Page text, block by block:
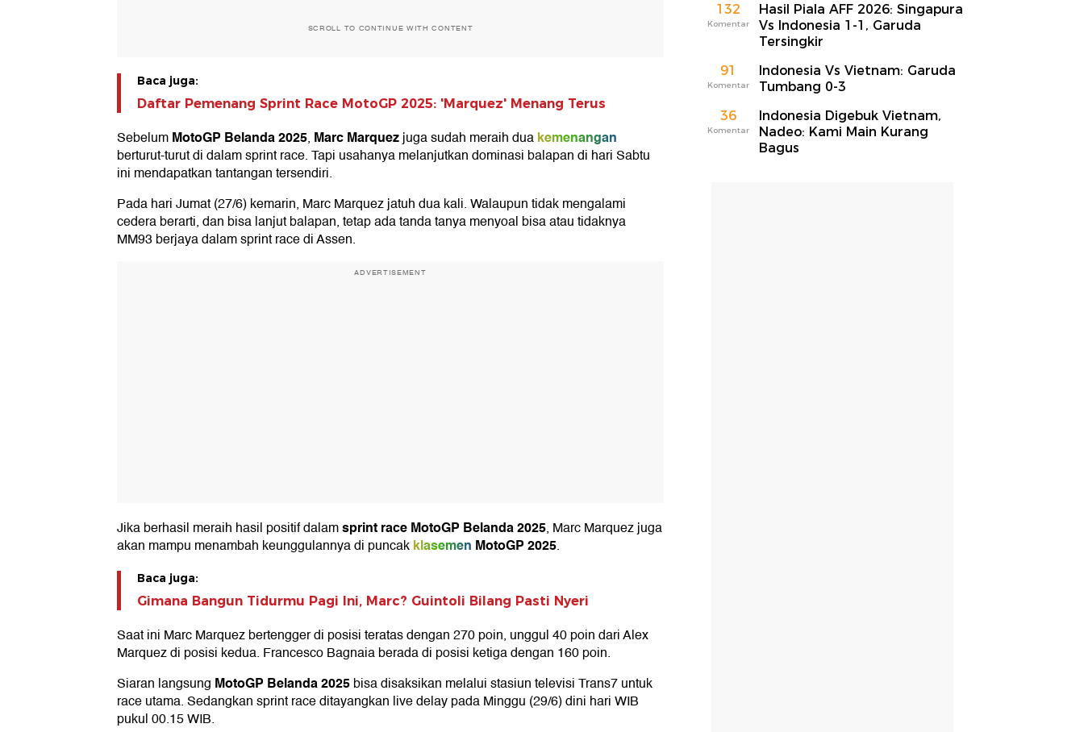
SCROLL TO CONTINUE WITH CONTENT
Baca juga:
Daftar Pemenang Sprint Race MotoGP 2025: 'Marquez' Menang Terus
SebelumMotoGP Belanda 2025, Marc Marquezjuga sudah meraih duakemenangan
berturut-turut di dalam sprint race. Tapi usahanya melanjutkan dominasi balapan di hari Sabtu
ini mendapatkan tantangan tersendiri.
Pada hari Jumat (27/6) kemarin, Marc Marquez jatuh dua kali. Walaupun tidak mengalami
cedera berarti, dan bisa lanjut balapan, tetap ada tanda tanya menyoal bisa atau tidaknya
MM93 berjaya dalam sprint race di Assen.
ADVERTISEMENT
Jika berhasil meraih hasil positif dalamsprint race MotoGP Belanda 2025, Marc Marquez juga
akan mampu menambah keunggulannya di puncakklasemen MotoGP 2025.
Baca juga:
Gimana Bangun Tidurmu Pagi Ini, Marc? Guintoli Bilang Pasti Nyeri
Saat ini Marc Marquez bertengger di posisi teratas dengan 270 poin, unggul 40 poin dari Alex
Marquez di posisi kedua. Francesco Bagnaia berada di posisi ketiga dengan 160 poin.
Siaran langsung MotoGP Belanda 2025bisa disaksikan melalui stasiun televisi Trans7 untuk
race utama. Sedangkan sprint race ditayangkan live delay pada Minggu (29/6) dini hari WIB
pukul 00.15 WIB.
132
Komentar
Hasil Piala AFF 2026: Singapura
Vs Indonesia 1-1, Garuda
Tersingkir
91
Komentar
Indonesia Vs Vietnam: Garuda
Tumbang 0-3
36
Komentar
Indonesia Digebuk Vietnam,
Nadeo: Kami Main Kurang
Bagus